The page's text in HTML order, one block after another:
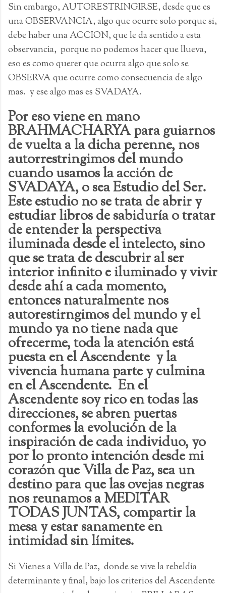
Sin embargo, AUTORESTRINGIRSE, desde que es
una OBSERVANCIA, algo que ocurre solo porque si,
debe haber una ACCION, que le da sentido a esta
observancia, porque no podemos hacer que llueva,
eso es como querer que ocurra algo que solo se
OBSERVA que ocurre como consecuencia de algo
mas. y ese algo mas es SVADAYA.
Por eso viene en mano
BRAHMACHARYA para guiarnos
de vuelta a la dicha perenne, nos
autorrestringimos del mundo
cuando usamos la acción de
SVADAYA, o sea Estudio del Ser.
Este estudio no se trata de abrir y
estudiar libros de sabiduría o tratar
de entender la perspectiva
iluminada desde el intelecto, sino
que se trata de descubrir al ser
interior infinito e iluminado y vivir
desde ahí a cada momento,
entonces naturalmente nos
autorestirngimos del mundo y el
mundo ya no tiene nada que
ofrecerme, toda la atención está
puesta en el Ascendente y la
vivencia humana parte y culmina
en el Ascendente. En el
Ascendente soy rico en todas las
direcciones, se abren puertas
conformes la evolución de la
inspiración de cada individuo, yo
por lo pronto intención desde mi
corazón que Villa de Paz, sea un
destino para que las ovejas negras
nos reunamos a MEDITAR
TODAS JUNTAS, compartir la
mesa y estar sanamente en
intimidad sin límites.
Si Vienes a Villa de Paz, donde se vive la rebeldía
determinante y final, bajo los criterios del Ascendente